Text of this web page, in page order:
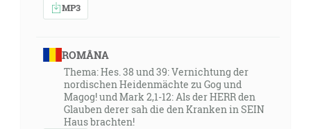
MP3
ROMÂNA
Thema: Hes. 38 und 39: Vernichtung der
nordischen Heidenmächte zu Gog und
Magog! und Mark 2,1-12: Als der HERR den
Glauben derer sah die den Kranken in SEIN
Haus brachten!